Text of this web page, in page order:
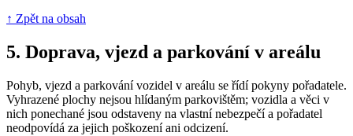
↑ Zpět na obsah
5. Doprava, vjezd a parkování v areálu
Pohyb, vjezd a parkování vozidel v areálu se řídí pokyny pořadatele.
Vyhrazené plochy nejsou hlídaným parkovištěm; vozidla a věci v
nich ponechané jsou odstaveny na vlastní nebezpečí a pořadatel
neodpovídá za jejich poškození ani odcizení.